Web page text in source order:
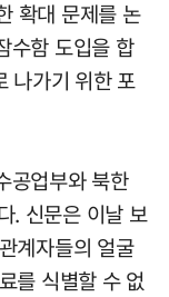
확대 문제를 논
수함 도입을 합
나가기 위한 포
공업부와 북한
. 신문은 이날 보
계자들의 얼굴
를 식별할 수 없